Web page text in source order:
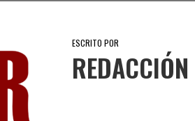
ESCRITO POR